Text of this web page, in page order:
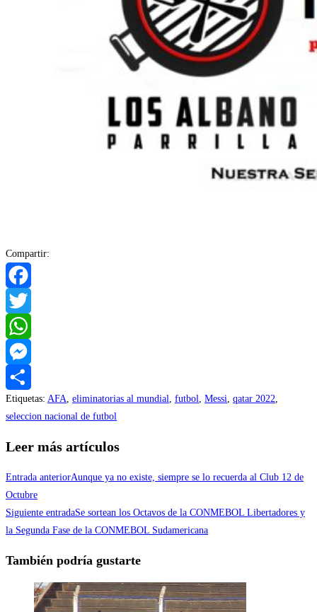
Compartir:
Facebook
Twitter
WhatsApp
Messenger
Compartir
Etiquetas: AFA eliminatorias al mundial futbol Messi qatar 2022
seleccion nacional de futbol
Leer más artículos
Entrada anteriorAunque ya no existe, siempre se lo recuerda al Club 12 de
Octubre
Siguiente entradaSe sortean los Octavos de la CONMEBOL Libertadores y
la Segunda Fase de la CONMEBOL Sudamericana
También podría gustarte